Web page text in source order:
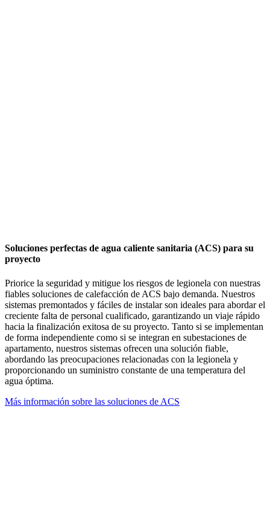
Soluciones perfectas de agua caliente sanitaria (ACS) para su
proyecto
Priorice la seguridad y mitigue los riesgos de legionela con nuestras
fiables soluciones de calefacción de ACS bajo demanda. Nuestros
sistemas premontados y fáciles de instalar son ideales para abordar el
creciente falta de personal cualificado, garantizando un viaje rápido
hacia la finalización exitosa de su proyecto. Tanto si se implementan
de forma independiente como si se integran en subestaciones de
apartamento, nuestros sistemas ofrecen una solución fiable,
abordando las preocupaciones relacionadas con la legionela y
proporcionando un suministro constante de una temperatura del
agua óptima.
Más información sobre las soluciones de ACS